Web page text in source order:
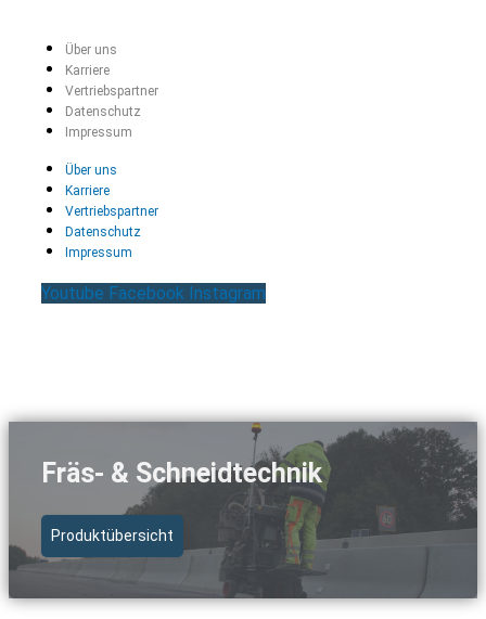
Über uns
Karriere
Vertriebspartner
Datenschutz
Impressum
Über uns
Karriere
Vertriebspartner
Datenschutz
Impressum
Youtube Facebook Instagram
Fräs- & Schneidtechnik
Produktübersicht